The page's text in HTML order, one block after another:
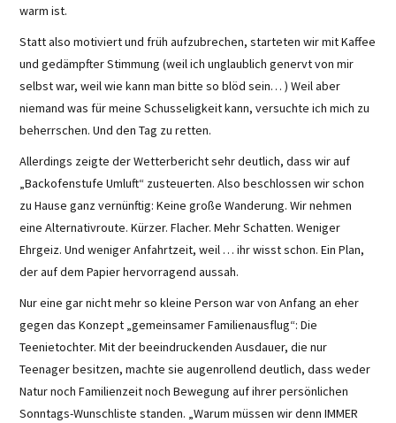
warm ist.
Statt also motiviert und früh aufzubrechen, starteten wir mit Kaffee
und gedämpfter Stimmung (weil ich unglaublich genervt von mir
selbst war, weil wie kann man bitte so blöd sein… ) Weil aber
niemand was für meine Schusseligkeit kann, versuchte ich mich zu
beherrschen. Und den Tag zu retten.
Allerdings zeigte der Wetterbericht sehr deutlich, dass wir auf
„Backofenstufe Umluft“ zusteuerten. Also beschlossen wir schon
zu Hause ganz vernünftig: Keine große Wanderung. Wir nehmen
eine Alternativroute. Kürzer. Flacher. Mehr Schatten. Weniger
Ehrgeiz. Und weniger Anfahrtzeit, weil … ihr wisst schon. Ein Plan,
der auf dem Papier hervorragend aussah.
Nur eine gar nicht mehr so kleine Person war von Anfang an eher
gegen das Konzept „gemeinsamer Familienausflug“: Die
Teenietochter. Mit der beeindruckenden Ausdauer, die nur
Teenager besitzen, machte sie augenrollend deutlich, dass weder
Natur noch Familienzeit noch Bewegung auf ihrer persönlichen
Sonntags-Wunschliste standen. „Warum müssen wir denn IMMER